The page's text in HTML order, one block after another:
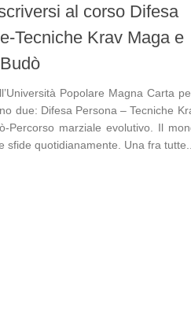
al corso Difesa
Tecniche Krav Maga e
Popolare Magna Carta
due: Difesa Persona – Tecniche
Percorso marziale evolutivo. Il
sfide quotidianamente. Una fra tutte...